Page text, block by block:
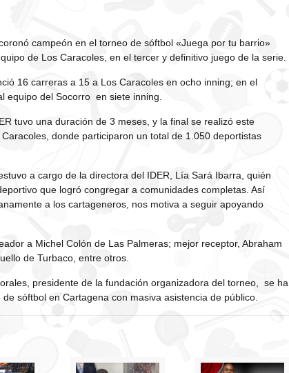
campeón en el torneo de sóftbol «Juega por tu barrio»
de Los Caracoles, en el tercer y definitivo juego de la serie.
16 carreras a 15 a Los Caracoles en ocho inning; en el
equipo del Socorro en siete inning.
tuvo una duración de 3 meses, y la final se realizó este
donde participaron un total de 1.050 deportistas
a cargo de la directora del IDER, Lía Sará Ibarra, quién
que logró congregar a comunidades completas. Así
a los cartageneros, nos motiva a seguir apoyando
a Michel Colón de Las Palmeras; mejor receptor, Abraham
de Turbaco, entre otros.
presidente de la fundación organizadora del torneo, se ha
sóftbol en Cartagena con masiva asistencia de público.